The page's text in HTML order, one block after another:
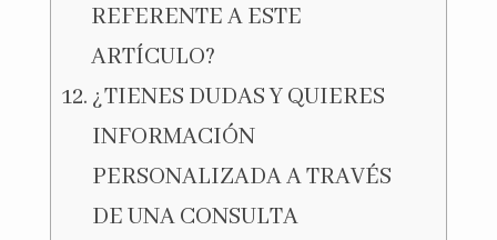
REFERENTE A ESTE
ARTÍCULO?
¿TIENES DUDAS Y QUIERES
INFORMACIÓN
PERSONALIZADA A TRAVÉS
DE UNA CONSULTA